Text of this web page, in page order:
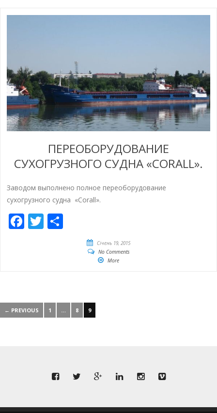
ПЕРЕОБОРУДОВАНИЕ
СУХОГРУЗНОГО СУДНА «CORALL».
Заводом выполнено полное переоборудование
сухогрузного судна «Corall».
Facebook
Twitter
Січень 19, 2015
No Comments
More
← PREVIOUS 1 … 8 9